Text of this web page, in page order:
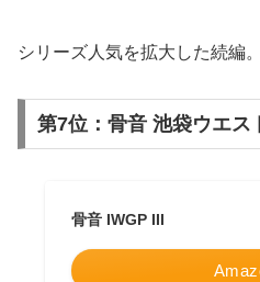
シリーズ人気を拡大した続編。
第7位：骨音 池袋ウエス
骨音 IWGP III